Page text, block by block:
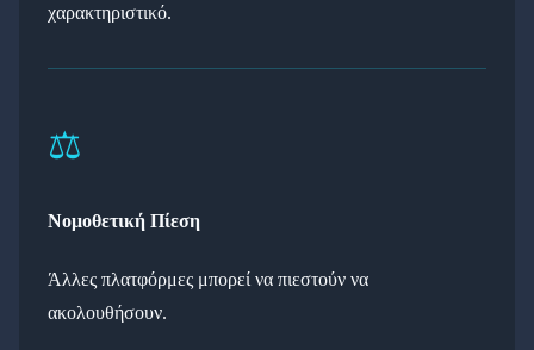
χαρακτηριστικό.
⚖️
Νομοθετική Πίεση
Άλλες πλατφόρμες μπορεί να πιεστούν να
ακολουθήσουν.